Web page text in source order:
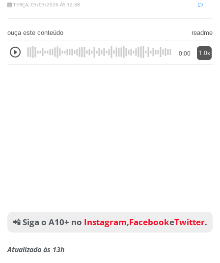
TERÇA, 03/03/2026 ÀS 12:38
ouça este conteúdo readme
0:00 1.0x
📲 Siga o A10+ no Instagram,FacebookeTwitter.
Atualizada às 13h